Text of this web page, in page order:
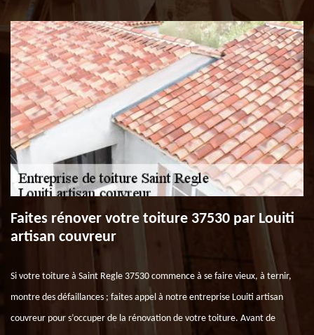
Faites rénover votre toiture 37530 par Louiti
artisan couvreur
Si votre toiture à Saint Regle 37530 commence à se faire vieux, à ternir,
montre des défaillances ; faites appel à notre entreprise Louiti artisan
couvreur pour s’occuper de la rénovation de votre toiture. Avant de